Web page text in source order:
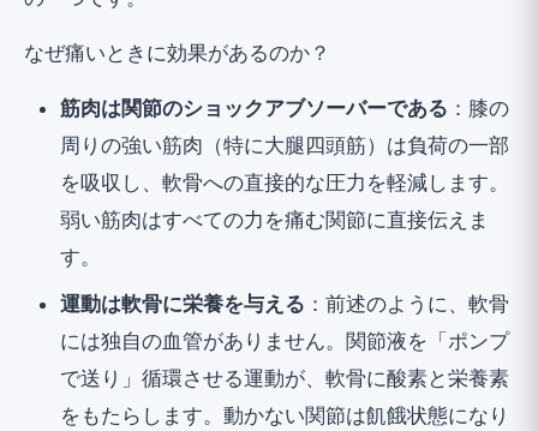
なぜ痛いときに効果があるのか？
筋肉は関節のショックアブソーバーである ：膝の
周りの強い筋肉（特に大腿四頭筋）は負荷の一部
を吸収し、軟骨への直接的な圧力を軽減します。
弱い筋肉はすべての力を痛む関節に直接伝えま
す。
運動は軟骨に栄養を与える ：前述のように、軟骨
には独自の血管がありません。関節液を「ポンプ
で送り」循環させる運動が、軟骨に酸素と栄養素
をもたらします。動かない関節は飢餓状態になり